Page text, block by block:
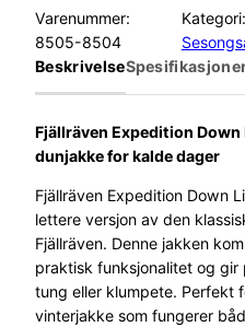
ä
l
l
v
e
E
x
p
e
d
Varenummer:
8505-8504
Kategori:
Beskrivelse
Fjällräven Expedition
dunjakke for kalde dager
Fjällräven Expedition Down
lettere versjon av den
Fjällräven. Denne jakken
praktisk funksjonalitet og gir
tung eller klumpete. Perfekt
vinterjakke som fungerer